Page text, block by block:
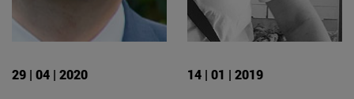
29 | 04 | 2020 14 | 01 | 2019